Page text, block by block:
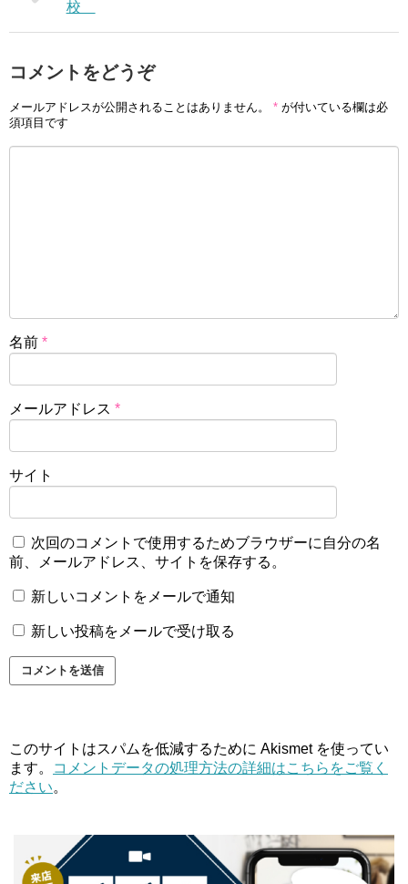
校
コメントをどうぞ
メールアドレスが公開されることはありません。 * が付いている欄は必
須項目です
名前 *
メールアドレス *
サイト
次回のコメントで使用するためブラウザーに自分の名
前、メールアドレス、サイトを保存する。
新しいコメントをメールで通知
新しい投稿をメールで受け取る
このサイトはスパムを低減するために Akismet を使ってい
ます。
コメントデータの処理方法の詳細はこちらをご覧く
ださい。